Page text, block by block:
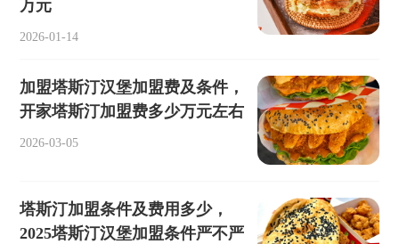
万元
2026-01-14
加盟塔斯汀汉堡加盟费及条件，
开家塔斯汀加盟费多少万元左右
2026-03-05
塔斯汀加盟条件及费用多少，
2025塔斯汀汉堡加盟条件严不严